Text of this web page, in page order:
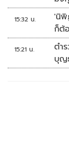
ภา
15:32 น.
'นิพิ
ก็ต้
15:21 น.
ตำ
บุญ